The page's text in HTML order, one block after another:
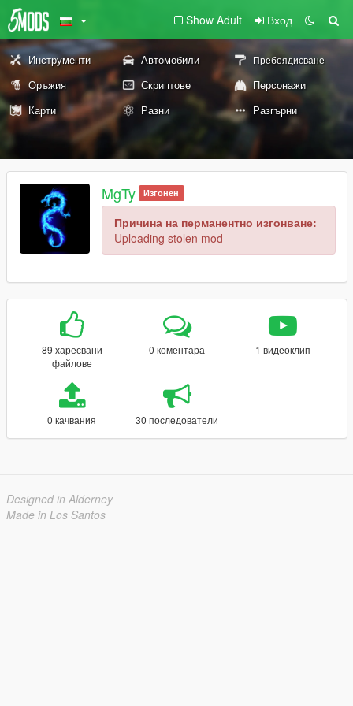
Show Adult Вход
Инструменти Автомобили Пребоядисване
Оръжия Скриптове
Персонажи
Карти
Разни Разгърни
MgTy Изгонен
Причина на перманентно изгонване:
Uploading stolen mod
89 харесвани
файлове
0 коментара 1 видеоклип
0 качвания 30 последователи
Designed in Alderney
Made in Los Santos